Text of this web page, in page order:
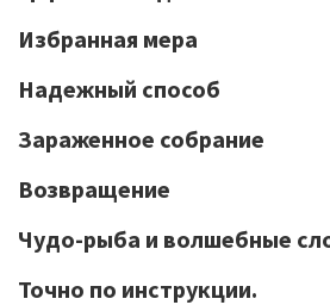
Избранная мера
Надежный способ
Зараженное собрание
Возвращение
Чудо-рыба и волшебные
Точно по инструкции.